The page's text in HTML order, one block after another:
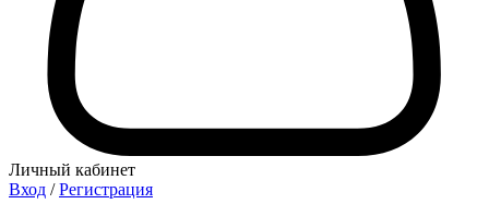
Личный кабинет
Вход / Регистрация